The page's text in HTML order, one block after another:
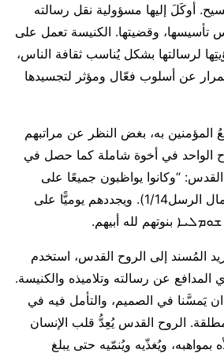
أوكَلَ إليها مسؤولية نقل رسالته
تأسيسها، وقضيتها. الكنيسة تعمل على
لرسالتها بشكل يُناسب ثقافة الناس،
عن أسلوب فعّال ومؤثر لتجسيدها
به، بغض النظر عن مراتبهم
الواحد في أخوة شاملة كما حصل في
“وكانوا يواظبون جميعًا على
الصلاة بقلب واحد” (أعمال الرسل1/14). ويجددهم يوميًّا على
بنوتهم لله أبيهم.
المُسند إلى الروح القدس، استخدم
عن رسالته وتلاميذه والكنيسة.
يَمسَّنا في الصميم، والتأمل فيه في
مطلقة. الروح القدس يُعِدُّ قلب الإنسان
بمواهبه، ويُغذّيه ويُنمّيه حتى يبلغ